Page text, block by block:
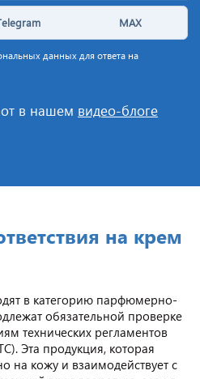
MAX
данных для ответа на
в нашем видео-блоге
на крем
в категорию парфюмерно-
обязательной проверке
технических регламентов
Эта продукция, которая
на кожу и взаимодействует с